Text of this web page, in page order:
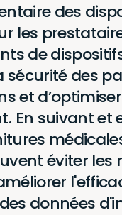
des
les
de
des
et
En suivant et
éviter les
données